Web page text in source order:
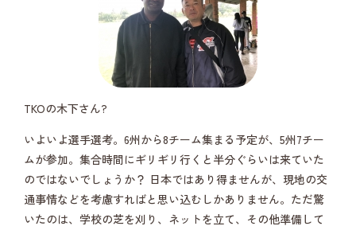
TKOの木下さん?
いよいよ選手選考。6州から8チーム集まる予定が、5州7チー
ムが参加。集合時間にギリギリ行くと半分ぐらいは来ていた
のではないでしょうか？ 日本ではあり得ませんが、現地の交
通事情などを考慮すればと思い込むしかありません。ただ驚
いたのは、学校の芝を刈り、ネットを立て、その他準備して